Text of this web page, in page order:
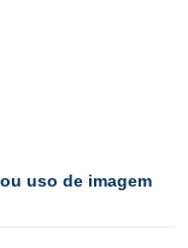
uso de imagem